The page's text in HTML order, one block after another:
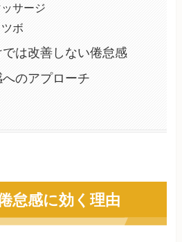
サージ
ボ
は改善しない倦怠感
のアプローチ
怠感に効く理由